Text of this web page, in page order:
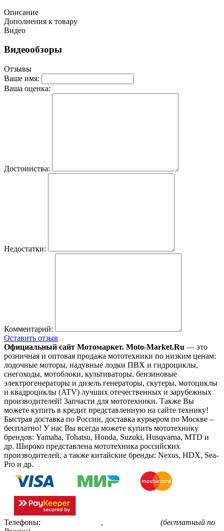
Описание
Дополнения к товару
Видео
Видеообзоры
Отзывы
Ваше имя:
Ваша оценка:
Достоинства:
Недостатки:
Комментарий:
Оставить отзыв
Официальный сайт Мотомаркет. Moto-Market.Ru — это
розничная и оптовая продажа мототехники по низким ценам:
лодочные моторы, надувные лодки ПВХ и гидроциклы,
снегоходы, мотоблоки, культиваторы, бензиновые
электрогенераторы и дизель генераторы, скутеры, мотоциклы
и квадроциклы (ATV) лучших отечественных и зарубежных
производителей! Запчасти для мототехники. Также Вы
можете купить в кредит представленную на сайте технику!
Быстрая доставка по России, доставка курьером по Москве –
бесплатно! У нас Вы всегда можете купить мототехнику
брендов: Yamaha, Tohatsu, Honda, Suzuki, Husqvarna, MTD и
др. Широко представлена мототехника российских
производителей, а также китайские бренды: Nexus, HDX, Sea-
Pro и др.
Телефоны: ,
(бесплатный по